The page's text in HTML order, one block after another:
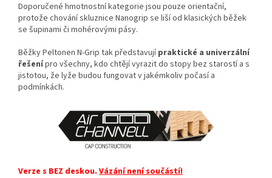
Doporučené hmotnostní kategorie jsou pouze orientační,
protože chování skluznice Nanogrip se liší od klasických běžek
se šupinami či mohérovými pásy.
Běžky Peltonen N-Grip tak představujípraktické a univerzální
řešenípro všechny, kdo chtějí vyrazit do stopy bez starostí a s
jistotou, že lyže budou fungovat v jakémkoliv počasí a
podmínkách.
Verze s BEZ deskou. Vázání není součástí!